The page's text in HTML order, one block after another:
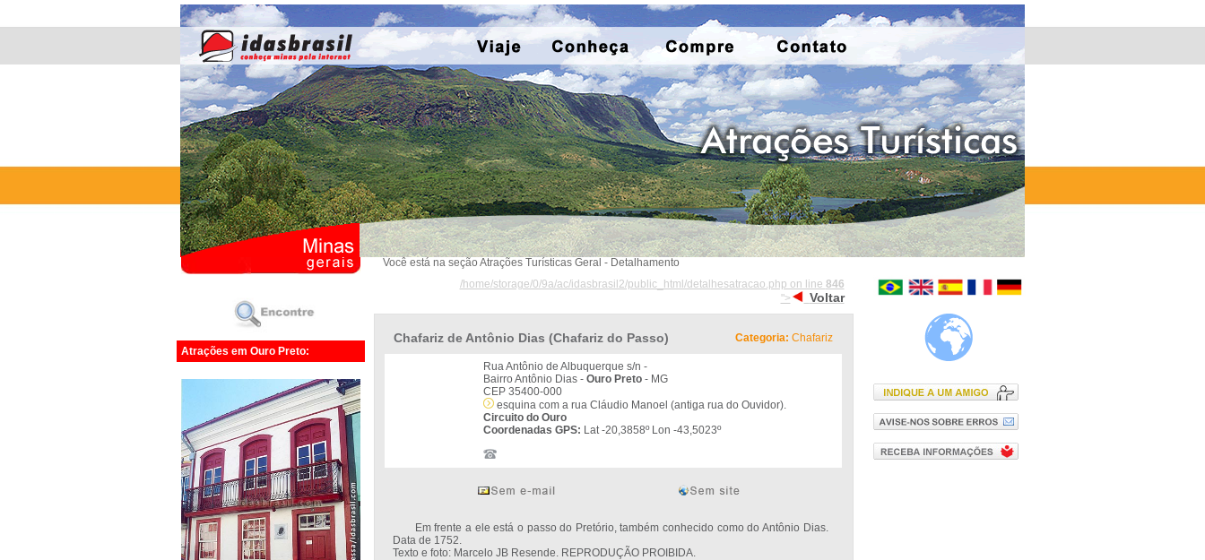
Atrações em Ouro Preto:
Você está na seção Atrações Turísticas Geral - Detalhamento
/home/storage/0/9a/ac/idasbrasil2/public_html/detalhesatracao.php on line 846
">
Voltar
Chafariz de Antônio Dias (Chafariz do Passo) Categoria: Chafariz
Rua Antônio de Albuquerque s/n -
Bairro Antônio Dias - Ouro Preto - MG
CEP 35400-000
esquina com a rua Cláudio Manoel (antiga rua do Ouvidor).
Circuito do Ouro
Coordenadas GPS: Lat -20,3858º Lon -43,5023º
Em frente a ele está o passo do Pretório, também conhecido como do Antônio Dias.
Data de 1752.
Texto e foto: Marcelo JB Resende. REPRODUÇÃO PROIBIDA.